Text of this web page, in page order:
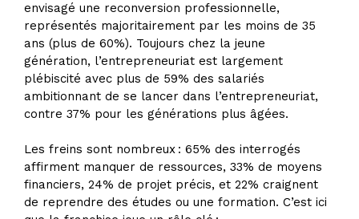
envisagé une reconversion professionnelle,
représentés majoritairement par les moins de 35
ans (plus de 60%). Toujours chez la jeune
génération, l’entrepreneuriat est largement
plébiscité avec plus de 59% des salariés
ambitionnant de se lancer dans l’entrepreneuriat,
contre 37% pour les générations plus âgées.
Les freins sont nombreux : 65% des interrogés
affirment manquer de ressources, 33% de moyens
financiers, 24% de projet précis, et 22% craignent
de reprendre des études ou une formation. C’est ici